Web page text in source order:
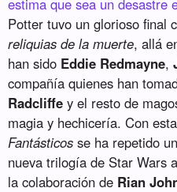
Potter tuvo un glorioso final
reliquias de la muerte, allá
han sido Eddie Redmayne,
compañía quienes han
Radcliffe y el resto de
magia y hechicería. Con
Fantásticos se ha repetido
nueva trilogía de Star Wars
la colaboración de Rian